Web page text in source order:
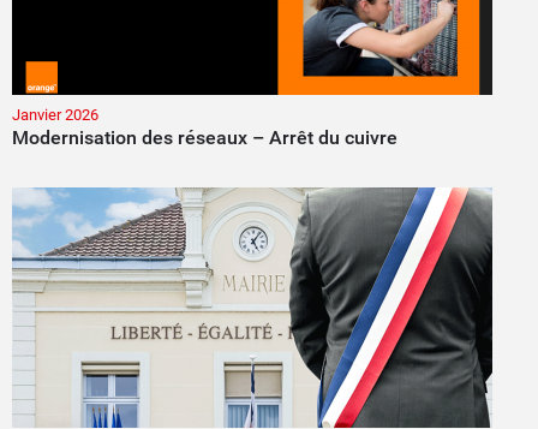
Janvier 2026
Modernisation des réseaux – Arrêt du cuivre